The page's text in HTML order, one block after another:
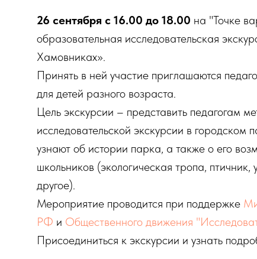
26 сентября с 16.00 до 18.00 на "Точке
образовательная исследовательская
Хамовниках».
Принять в ней участие приглашаются
для детей разного возраста.
Цель экскурсии – представить педагогам
исследовательской экскурсии в
узнают об истории парка, а также о его
школьников (экологическая тропа,
другое).
Мероприятие проводится при поддержке
РФ и Общественного движения
Присоединиться к экскурсии и узнать